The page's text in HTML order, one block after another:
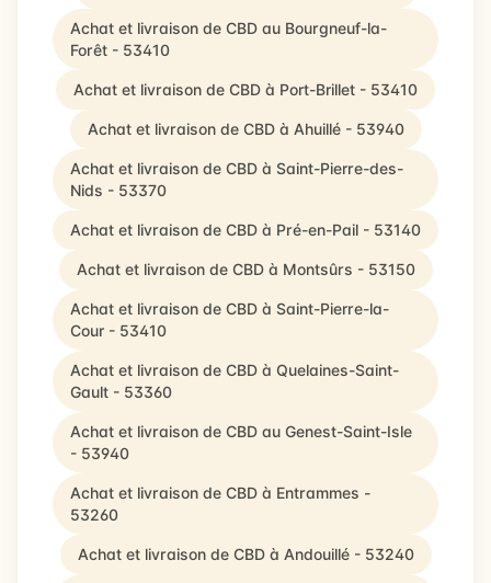
Achat et livraison de CBD au Bourgneuf-la-
Forêt - 53410
Achat et livraison de CBD à Port-Brillet - 53410
Achat et livraison de CBD à Ahuillé - 53940
Achat et livraison de CBD à Saint-Pierre-des-
Nids - 53370
Achat et livraison de CBD à Pré-en-Pail - 53140
Achat et livraison de CBD à Montsûrs - 53150
Achat et livraison de CBD à Saint-Pierre-la-
Cour - 53410
Achat et livraison de CBD à Quelaines-Saint-
Gault - 53360
Achat et livraison de CBD au Genest-Saint-Isle
- 53940
Achat et livraison de CBD à Entrammes -
53260
Achat et livraison de CBD à Andouillé - 53240